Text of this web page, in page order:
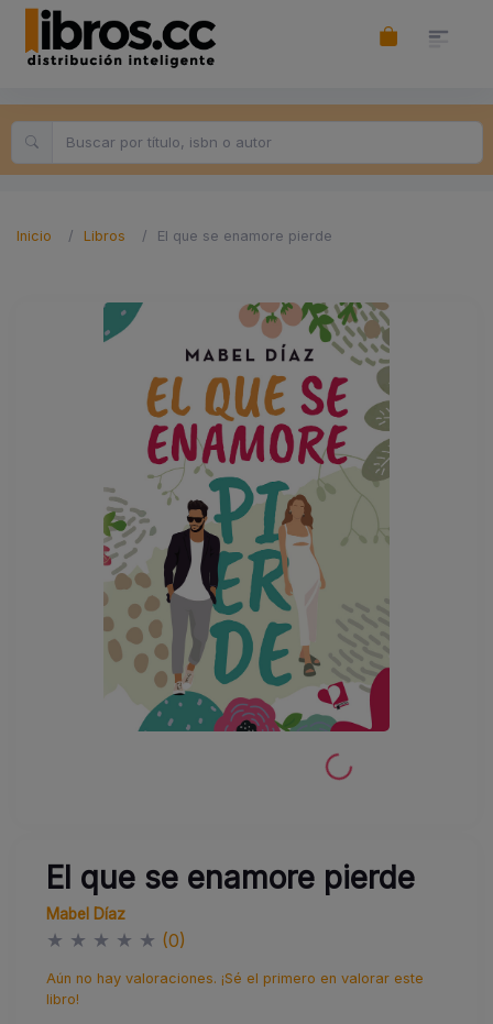
Inicio Libros El que se enamore pierde
El que se enamore pierde
Mabel Díaz
★ ★ ★ ★ ★ (0)
Aún no hay valoraciones. ¡Sé el primero en valorar este
libro!